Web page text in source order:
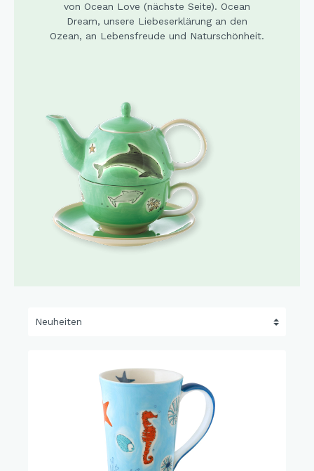
von Ocean Love (nächste Seite). Ocean
Dream, unsere Liebeserklärung an den
Ozean, an Lebensfreude und Naturschönheit.